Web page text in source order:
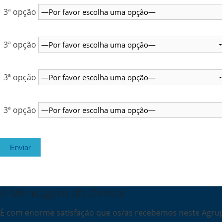
3ª opção
3ª opção
3ª opção
3ª opção
A Mensagem do Diretor
É com enorme satisfação que os/as recebemos neste